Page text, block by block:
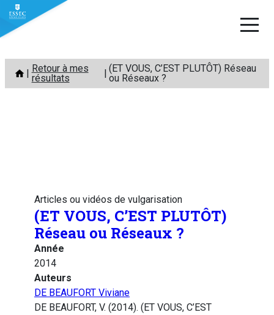
Aller
contenu
Retour à mes
résultats
(ET VOUS, C’EST PLUTÔT) Réseau
ou Réseaux ?
Articles ou vidéos de vulgarisation
(ET VOUS, C’EST PLUTÔT)
Réseau ou Réseaux ?
Année
2014
Auteurs
DE BEAUFORT Viviane
DE BEAUFORT, V. (2014). (ET VOUS, C’EST